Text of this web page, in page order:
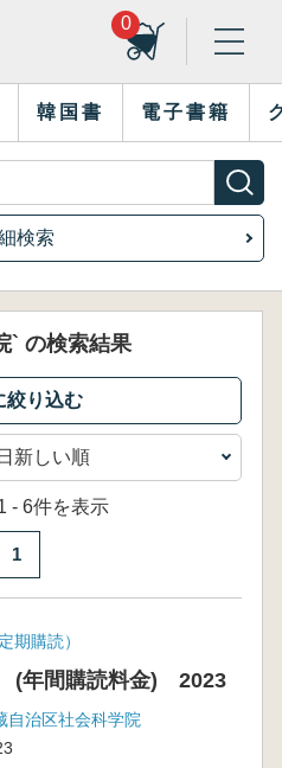
0
韓国書 電子書籍
検索
` の検索結果
- 6件を表示
1
期購読）
(年間購読料金) 2023
自治区社会科学院